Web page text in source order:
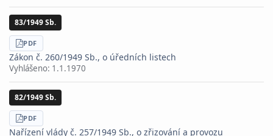
83/1949 Sb.
STÁHNOUT
PDF
Zákon č. 260/1949 Sb., o úředních listech
Vyhlášeno: 1.1.1970
82/1949 Sb.
STÁHNOUT
PDF
Nařízení vlády č. 257/1949 Sb., o zřizování a provozu